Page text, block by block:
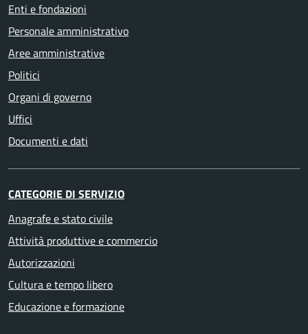
Enti e fondazioni
Personale amministrativo
Aree amministrative
Politici
Organi di governo
Uffici
Documenti e dati
CATEGORIE DI SERVIZIO
Anagrafe e stato civile
Attività produttive e commercio
Autorizzazioni
Cultura e tempo libero
Educazione e formazione